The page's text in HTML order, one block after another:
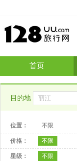
首页
目的地
位置： 不限
价格： 不限
星级： 不限